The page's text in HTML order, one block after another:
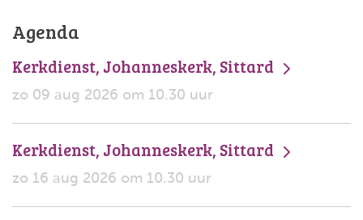
Agenda
Kerkdienst, Johanneskerk, Sittard
zo 09 aug 2026 om 10.30 uur
Kerkdienst, Johanneskerk, Sittard
zo 16 aug 2026 om 10.30 uur